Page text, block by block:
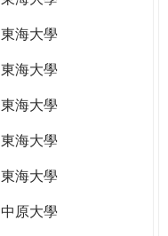
東海大學
東海大學
東海大學
東海大學
東海大學
中原大學